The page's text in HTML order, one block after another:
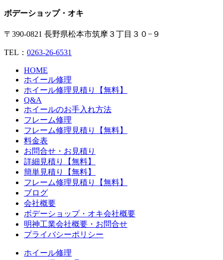
ボデーショップ・オキ
〒390-0821 長野県松本市筑摩３丁目３０−９
TEL： 0263-26-6531
HOME
ホイール修理
ホイール修理見積り【無料】
Q&A
ホイールのお手入れ方法
フレーム修理
フレーム修理見積り【無料】
料金表
お問合せ・お見積り
詳細見積り【無料】
簡単見積り【無料】
フレーム修理見積り【無料】
ブログ
会社概要
ボデーショップ・オキ会社概要
明神工業会社概要・お問合せ
プライバシーポリシー
ホイール修理